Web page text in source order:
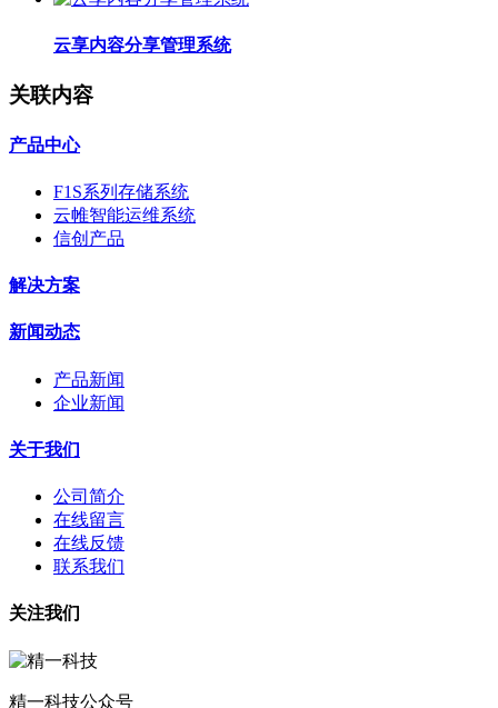
云享内容分享管理系统
关联内容
产品中心
F1S系列存储系统
云帷智能运维系统
信创产品
解决方案
新闻动态
产品新闻
企业新闻
关于我们
公司简介
在线留言
在线反馈
联系我们
关注我们
精一科技公众号